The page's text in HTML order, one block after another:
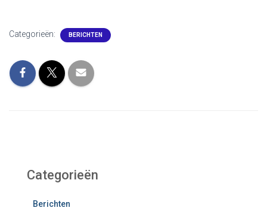
Categorieën: BERICHTEN
Categorieën
Berichten